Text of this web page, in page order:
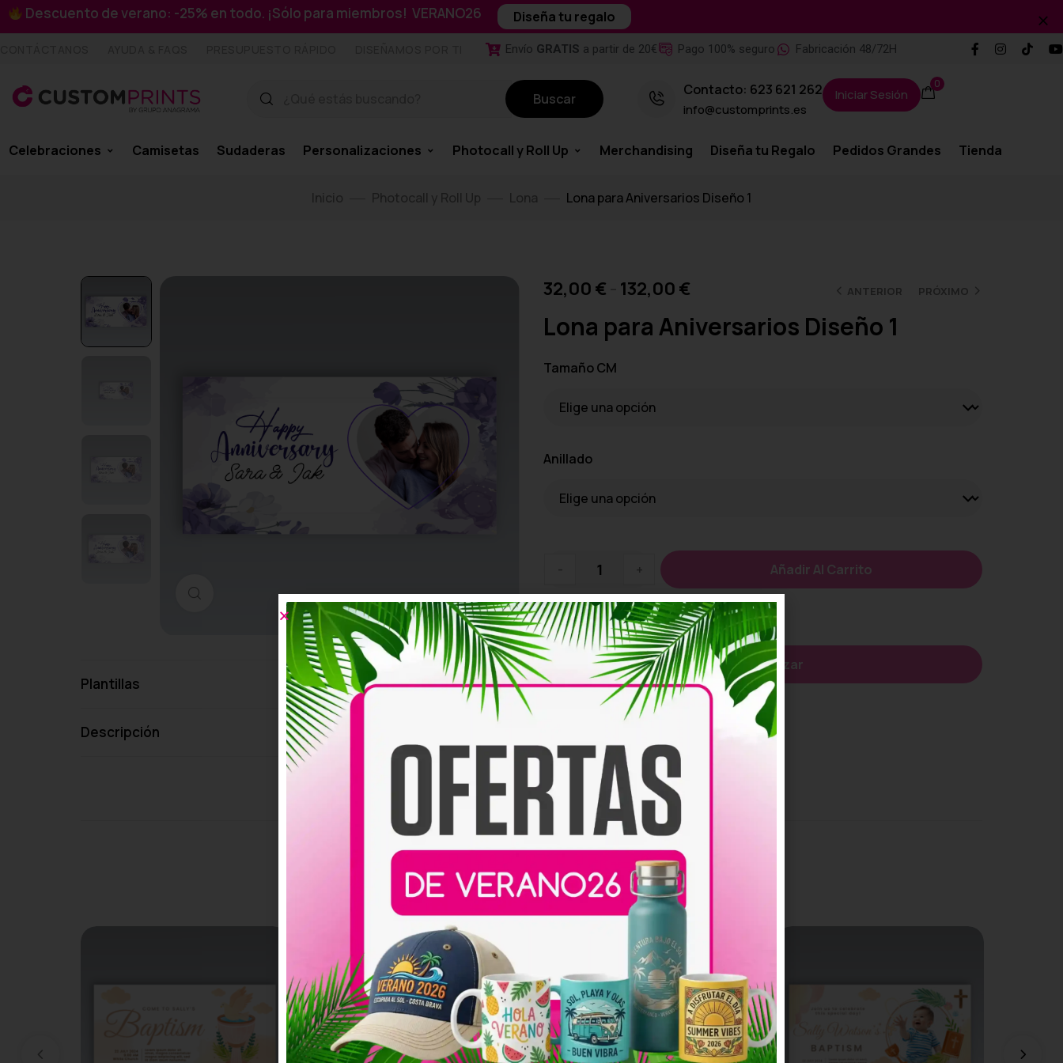
Descuento de verano: -25% en todo. ¡Sólo para miembros! VERANO26 Diseña tu regalo
Envío GRATIS a partir de 20€ Pago 100% seguro Fabricación 48/72H
Buscar
Contacto: 623 621 262
info@customprints.es
Iniciar Sesión
0
Celebraciones Camisetas Sudaderas Personalizaciones Photocall y Roll Up Merchandising Diseña tu Regalo Pedidos Grandes Tienda
Inicio Photocall y Roll Up Lona Lona para Aniversarios Diseño 1
Haga clic para ampliar
Plantillas
Descripción
ANTERIOR PRÓXIMO
32,00 € 132,00 €
Lona para Aniversarios Diseño 1
Tamaño CM
Anillado
- + Añadir Al Carrito
Añadir a la lista de deseos
Personalizar
Productos relacionados